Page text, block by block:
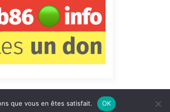
nous ? Informations légales
que vous en êtes satisfait. OK